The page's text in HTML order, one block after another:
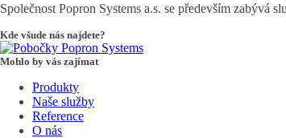
Společnost Popron Systems a.s. se především
Kde všude nás najdete?
Mohlo by vás zajímat
Produkty
Naše služby
Reference
O nás